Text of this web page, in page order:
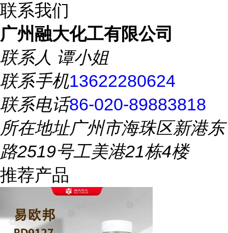
联系我们
广州融大化工有限公司
联系人 谭小姐
联系手机13622280624
联系电话86-020-89883818
所在地址广州市海珠区新港东
路2519号工美港21栋4楼
推荐产品